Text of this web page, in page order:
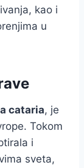
kao i
u
cataria, je
Tokom
i
sveta,